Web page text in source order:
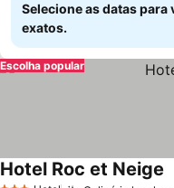
Selecione as datas para
exatos.
Escolha popular
Hotel Roc et Neige